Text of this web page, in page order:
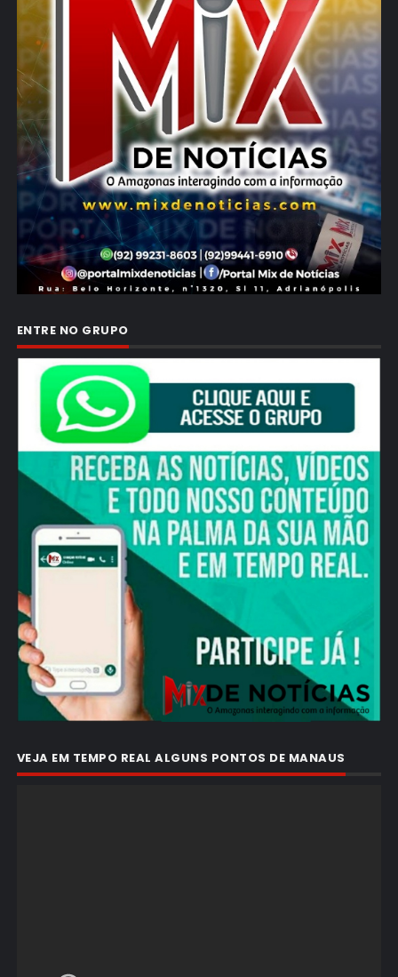
ENTRE NO GRUPO
VEJA EM TEMPO REAL ALGUNS PONTOS DE MANAUS